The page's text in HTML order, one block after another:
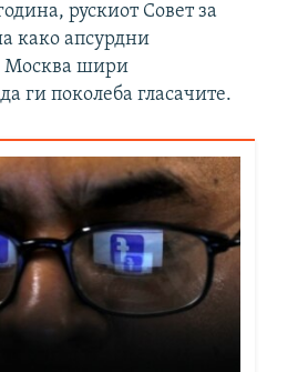
рускиот Совет за
како апсурдни
Москва шири
ги поколеба гласачите.